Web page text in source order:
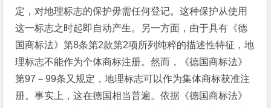
定，对地理标志的保护毋需任何登记。这种保护从使用
这一标志之时起即自动产生。另一方面，由于具有《德
国商标法》第8条第2款第2项所列纯粹的描述性特征，地
理标志不能作为个体商标注册。然而，《德国商标法》
第97－99条又规定，地理标志可以作为集体商标获准注
册。事实上，这在德国相当普遍。依据《德国商标法》